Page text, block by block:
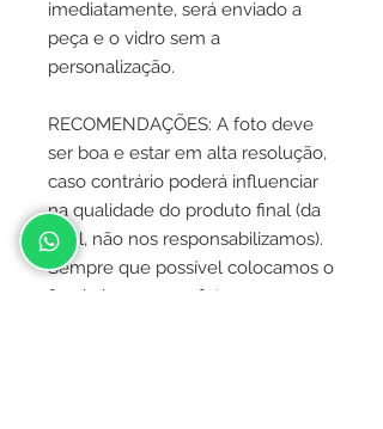
imediatamente, será enviado a
peça e o vidro sem a
personalização.
RECOMENDAÇÕES: A foto deve
ser boa e estar em alta resolução,
caso contrário poderá influenciar
na qualidade do produto final (da
qual, não nos responsabilizamos).
Sempre que possível colocamos o
fundo branco nas fotos para